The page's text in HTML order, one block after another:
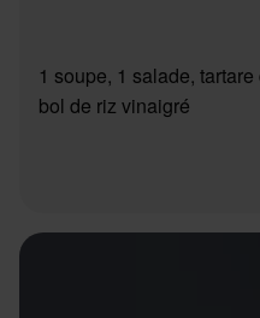
1 soupe, 1 salade,
bol de riz vinaigré